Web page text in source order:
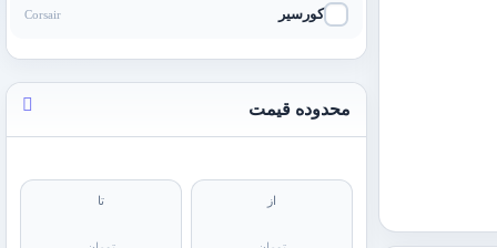
کورسیر Corsair
محدوده قیمت
از تا